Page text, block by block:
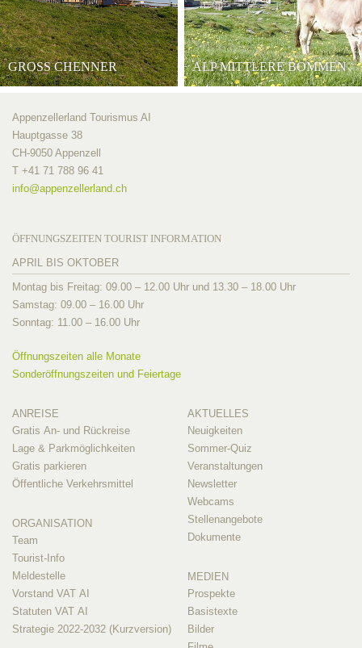
GROSS CHENNER ALP MITTLERE BOMMEN
Appenzellerland Tourismus AI
Hauptgasse 38
CH-9050 Appenzell
T +41 71 788 96 41
info@appenzellerland.ch
ÖFFNUNGSZEITEN TOURIST INFORMATION
APRIL BIS OKTOBER
Montag bis Freitag: 09.00 – 12.00 Uhr und 13.30 – 18.00 Uhr
Samstag: 09.00 – 16.00 Uhr
Sonntag: 11.00 – 16.00 Uhr
Öffnungszeiten alle Monate
Sonderöffnungszeiten und Feiertage
ANREISE
Gratis An- und Rückreise
Lage & Parkmöglichkeiten
Gratis parkieren
Öffentliche Verkehrsmittel
ORGANISATION
Team
Tourist-Info
Meldestelle
Vorstand VAT AI
Statuten VAT AI
Strategie 2022-2032 (Kurzversion)
AKTUELLES
Neuigkeiten
Sommer-Quiz
Veranstaltungen
Newsletter
Webcams
Stellenangebote
Dokumente
MEDIEN
Prospekte
Basistexte
Bilder